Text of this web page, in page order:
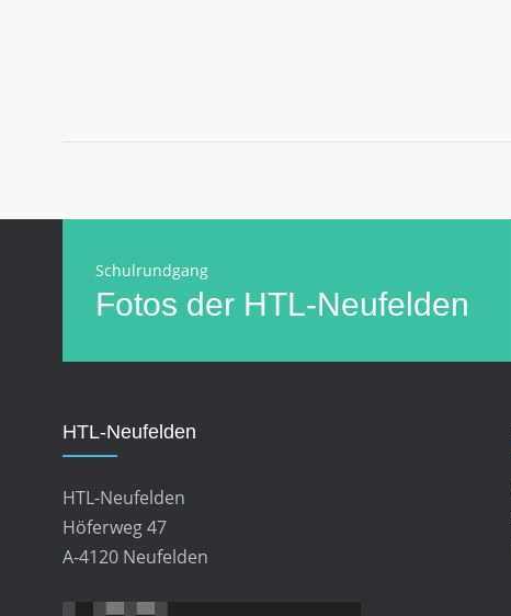
Schulrundgang
Fotos der HTL-Neufelden
HTL-Neufelden
HTL-Neufelden
Höferweg 47
A-4120 Neufelden